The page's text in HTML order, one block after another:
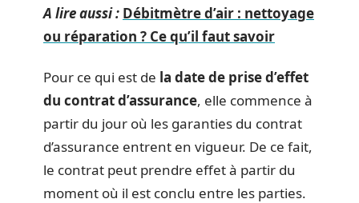
A lire aussi : Débitmètre d’air : nettoyage
ou réparation ? Ce qu’il faut savoir
Pour ce qui est de la date de prise d’effet
du contrat d’assurance, elle commence à
partir du jour où les garanties du contrat
d’assurance entrent en vigueur. De ce fait,
le contrat peut prendre effet à partir du
moment où il est conclu entre les parties.